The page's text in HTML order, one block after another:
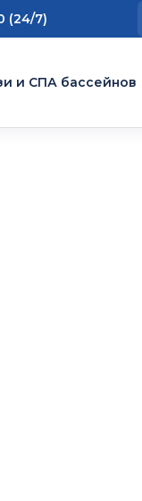
(24/7)
и СПА бассейнов